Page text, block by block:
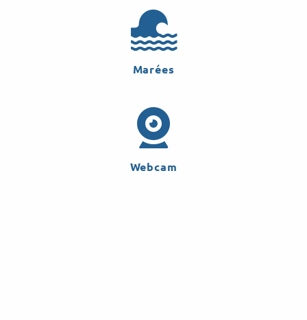
Marées
Webcam